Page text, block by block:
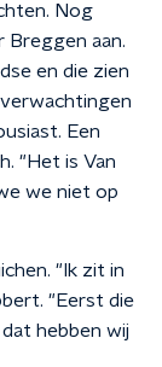
Nog
Breggen aan.
en die zien
Een
"Het is Van
we niet op
"Ik zit in
"Eerst die
hebben wij